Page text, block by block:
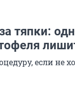
тяпки:
если не